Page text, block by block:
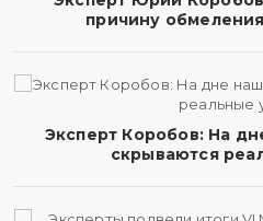
причину
Эксперт Коробов: На
скрываются